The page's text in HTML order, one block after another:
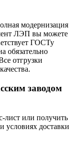
модернизация
ЛЭП вы можете
ГОСТу
обязательно
отгрузки
заводом
лист или получить
условиях доставки